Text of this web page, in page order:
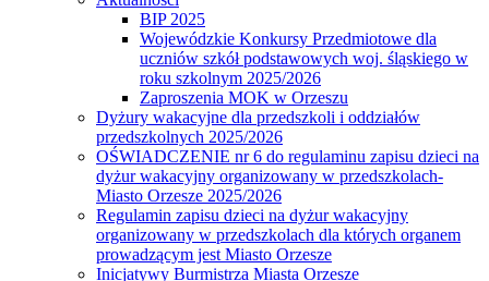
BIP 2025
Wojewódzkie Konkursy Przedmiotowe dla
uczniów szkół podstawowych woj. śląskiego w
roku szkolnym 2025/2026
Zaproszenia MOK w Orzeszu
Dyżury wakacyjne dla przedszkoli i oddziałów
przedszkolnych 2025/2026
OŚWIADCZENIE nr 6 do regulaminu zapisu dzieci na
dyżur wakacyjny organizowany w przedszkolach-
Miasto Orzesze 2025/2026
Regulamin zapisu dzieci na dyżur wakacyjny
organizowany w przedszkolach dla których organem
prowadzącym jest Miasto Orzesze
Inicjatywy Burmistrza Miasta Orzesze